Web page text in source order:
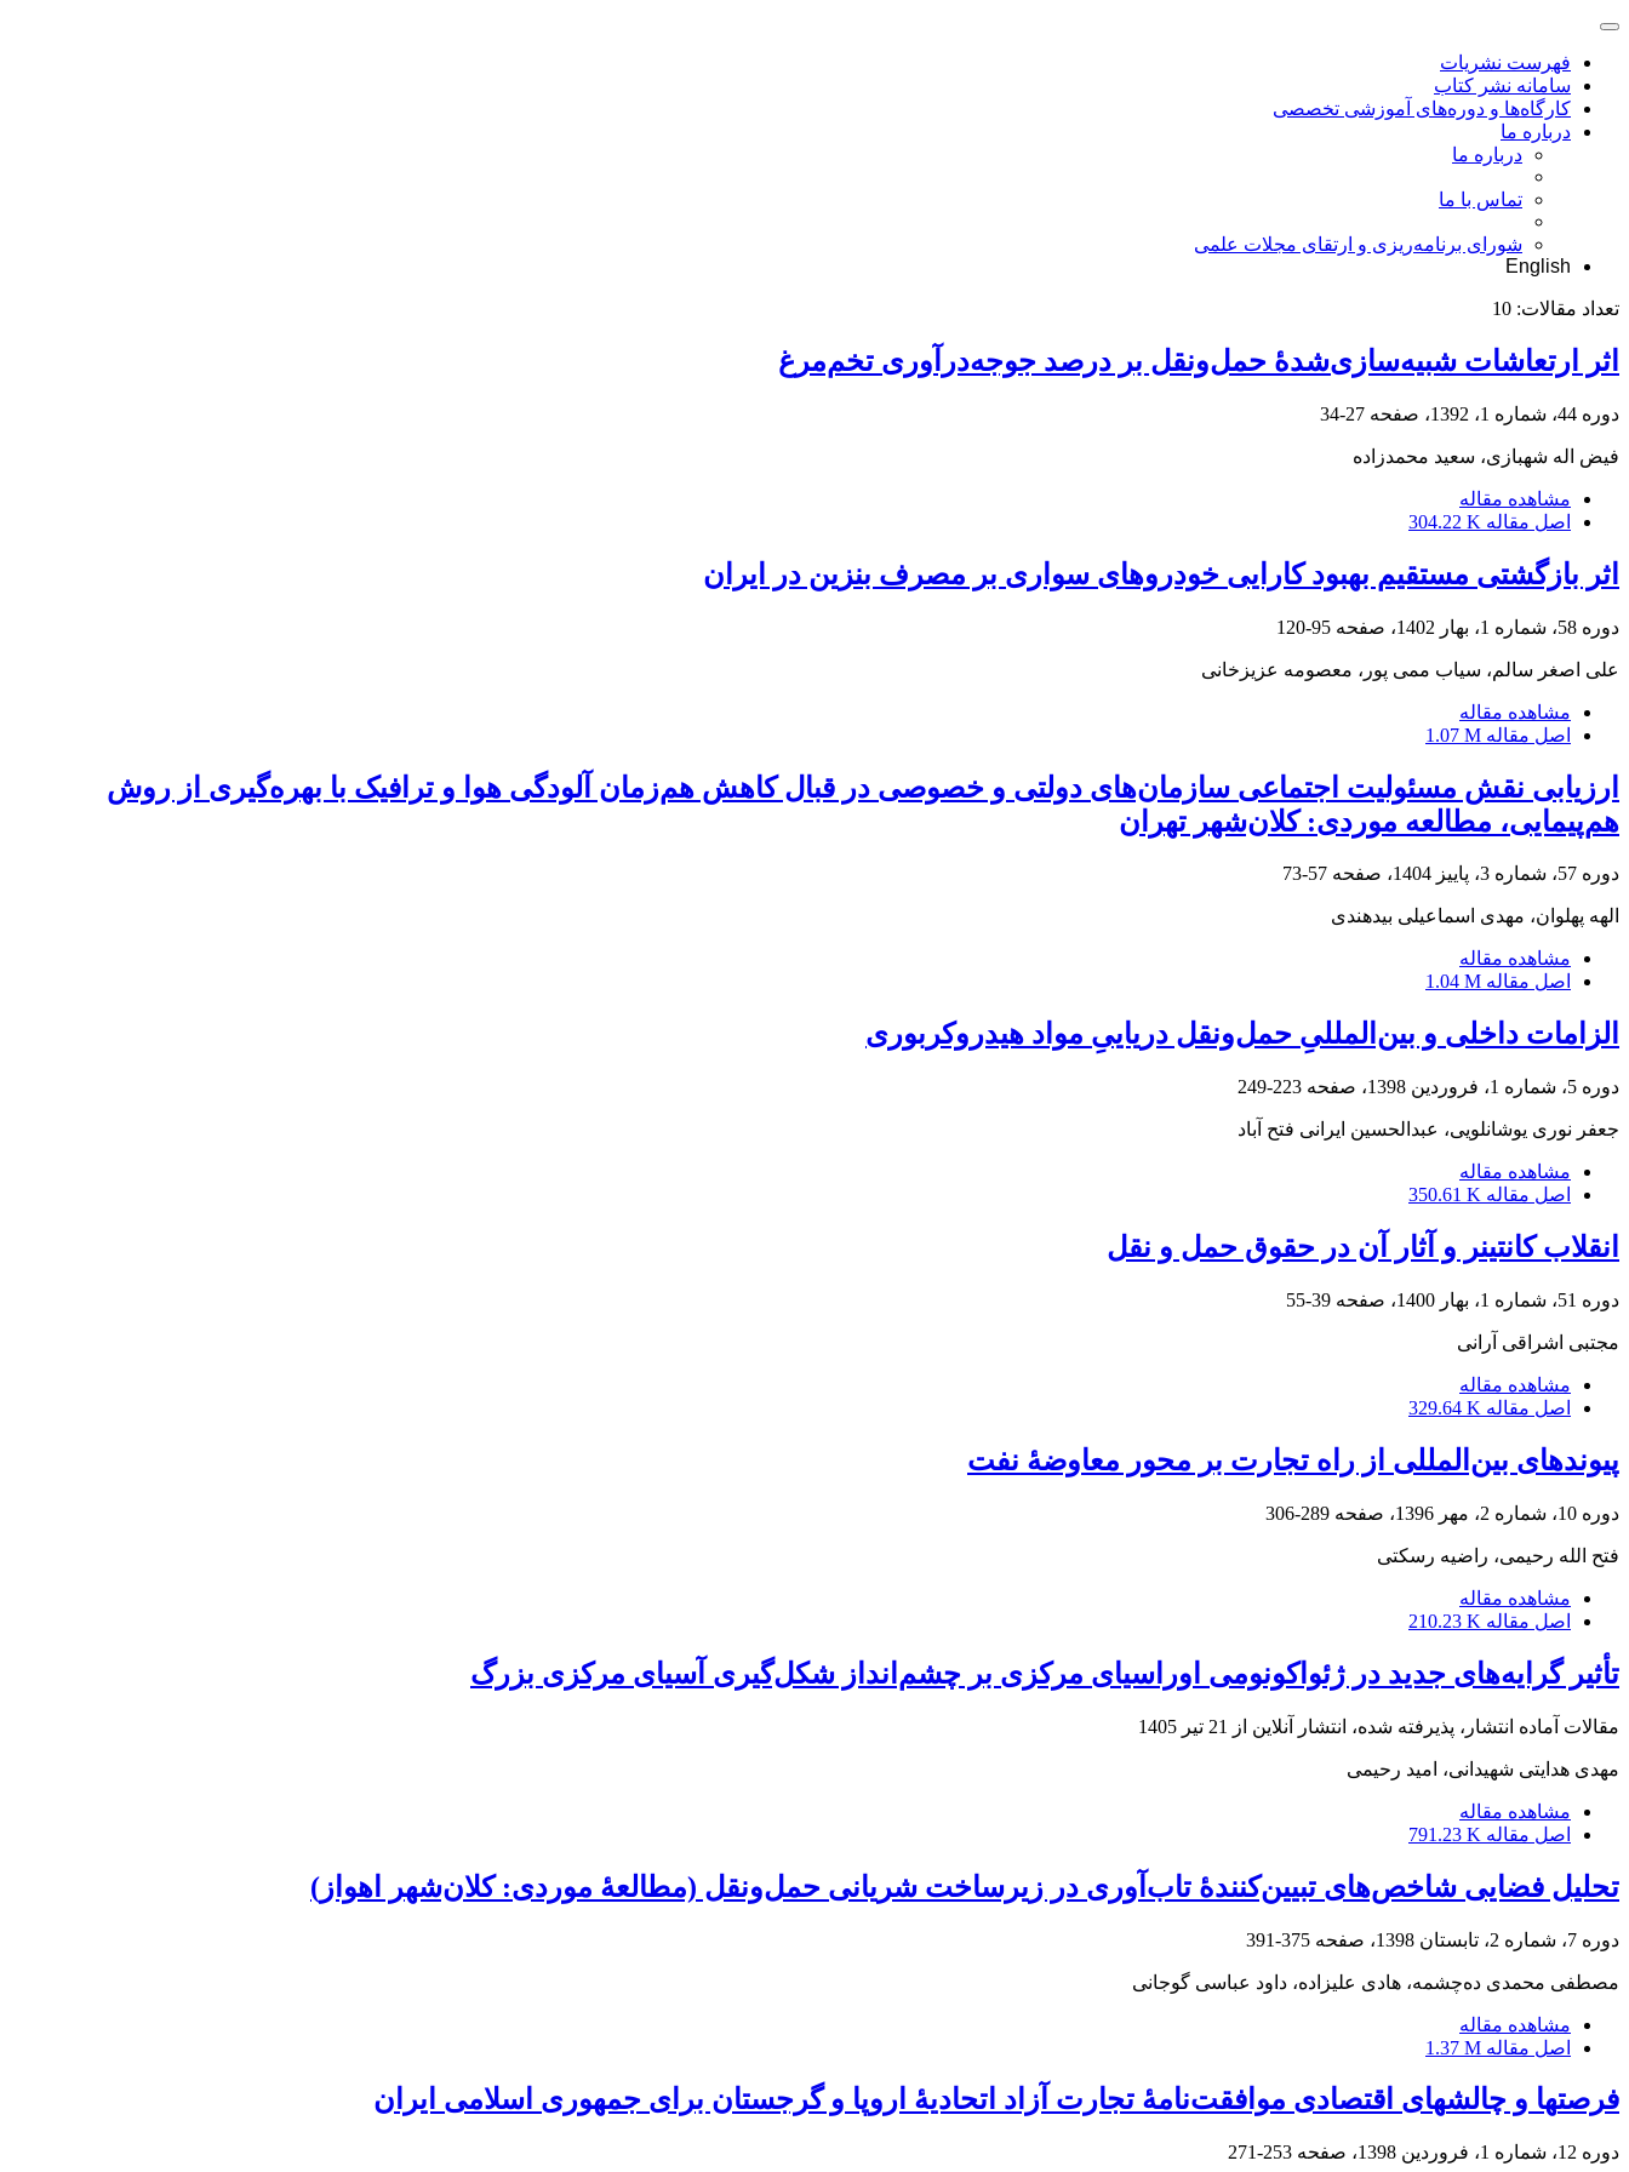
فهرست نشریات
سامانه نشر کتاب
کارگاه‌ها و دوره‌های آموزشی تخصصی
درباره ما
درباره ما
تماس با ما
شورای برنامه‌ریزی و ارتقای مجلات علمی
English
تعداد مقالات: 10
اثر ارتعاشات شبیه‌سازی‌شدۀ حمل‌و‌نقل بر درصد جوجه‌درآوری تخم‌مرغ
دوره 44، شماره 1، 1392، صفحه 27-34
فیض اله شهبازی، سعید محمدزاده
مشاهده مقاله
اصل مقاله 304.22 K
اثر بازگشتی مستقیم بهبود کارایی خودروهای سواری بر مصرف بنزین در ایران
دوره 58، شماره 1، بهار 1402، صفحه 95-120
علی اصغر سالم، سیاب ممی پور، معصومه عزیزخانی
مشاهده مقاله
اصل مقاله 1.07 M
ارزیابی نقش مسئولیت اجتماعی سازمان‌های دولتی و خصوصی در قبال کاهش هم‌زمان آلودگی هوا و ترافیک با بهره‌گیری از روش
هم‌پیمایی، مطالعه موردی: کلان‌شهر تهران
دوره 57، شماره 3، پاییز 1404، صفحه 57-73
الهه پهلوان، مهدی اسماعیلی بیدهندی
مشاهده مقاله
اصل مقاله 1.04 M
الزامات داخلی و بین‌المللیِ حمل‌ونقل دریاییِ مواد هیدروکربوری
دوره 5، شماره 1، فروردین 1398، صفحه 223-249
جعفر نوری یوشانلویی، عبدالحسین ایرانی فتح آباد
مشاهده مقاله
اصل مقاله 350.61 K
انقلاب کانتینر و آثار آن در حقوق حمل و نقل
دوره 51، شماره 1، بهار 1400، صفحه 39-55
مجتبی اشراقی آرانی
مشاهده مقاله
اصل مقاله 329.64 K
پیوندهای بین‌المللی از راه تجارت بر محور معاوضۀ نفت
دوره 10، شماره 2، مهر 1396، صفحه 289-306
فتح الله رحیمی، راضیه رسکتی
مشاهده مقاله
اصل مقاله 210.23 K
تأثیر گرایه‌های جدید در ژئواکونومی اوراسیای مرکزی بر چشم‌انداز شکل‌گیری آسیای مرکزی بزرگ
مقالات آماده انتشار، پذیرفته شده، انتشار آنلاین از 21 تیر 1405
مهدی هدایتی شهیدانی، امید رحیمی
مشاهده مقاله
اصل مقاله 791.23 K
تحلیل فضایی شاخص‌های تبیین‌کنندۀ تاب‌آوری در زیرساخت شریانی حمل‌ونقل (مطالعۀ موردی: کلان‌شهر اهواز)
دوره 7، شماره 2، تابستان 1398، صفحه 375-391
مصطفی محمدی ده‌چشمه، هادی علیزاده، داود عباسی گوجانی
مشاهده مقاله
اصل مقاله 1.37 M
فرصت‎ها و چالش‎های اقتصادی موافقت‌نامۀ تجارت آزاد اتحادیۀ اروپا و گرجستان برای جمهوری اسلامی ایران
دوره 12، شماره 1، فروردین 1398، صفحه 253-271